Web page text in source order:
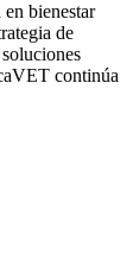
bienestar
de
continúa